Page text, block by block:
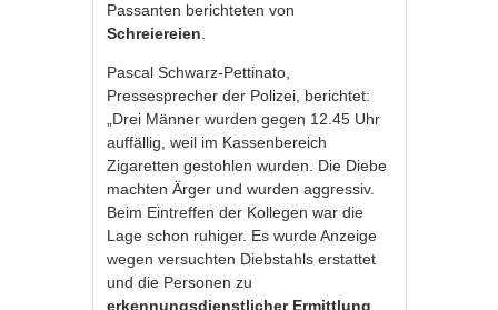
Passanten berichteten von
Schreiereien
Pascal Schwarz-Pettinato,
Pressesprecher der Polizei, berichtet:
„Drei Männer wurden gegen 12.45 Uhr
auffällig, weil im Kassenbereich
Zigaretten gestohlen wurden. Die Diebe
machten Ärger und wurden aggressiv.
Beim Eintreffen der Kollegen war die
Lage schon ruhiger. Es wurde Anzeige
wegen versuchten Diebstahls erstattet
und die Personen zu
erkennungsdienstlicher Ermittlung